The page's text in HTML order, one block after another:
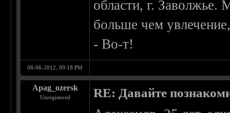
области, г. Заволжье.
больше чем
- Во-т!
08-06-2012, 09:18 PM
Apag_ozersk
Unregistered RE: Давайте